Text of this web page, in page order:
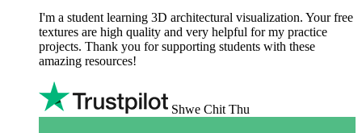
I'm a student learning 3D architectural visualization. Your free
textures are high quality and very helpful for my practice
projects. Thank you for supporting students with these
amazing resources!
Shwe Chit Thu